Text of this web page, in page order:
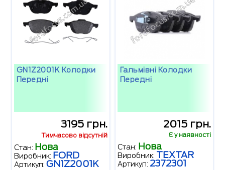
GN1Z2001K Колодки
Передні
3195 грн.
Тимчасово відсутній
Стан: Нова
Виробник: FORD
Артикул: GN1Z2001K
Гальмівні Колодки
Передні
2015 грн.
Є у наявності
Стан: Нова
Виробник: TEXTAR
Артикул: 2372301